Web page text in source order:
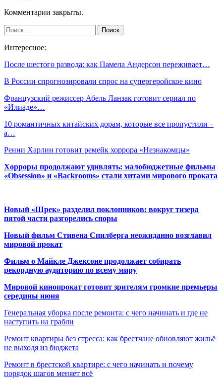
Комментарии закрыты.
Интересное:
После шестого развода: как Памела Андерсон переживает…
В России спрогнозировали спрос на супергеройское кино
Французский режиссер Абель Ланзак готовит сериал по
«Илиаде»…
10 романтичных китайских дорам, которые все пропустили –
а…
Ренни Харлин готовит ремейк хоррора «Незнакомцы»
Хорроры продолжают удивлять: малобюджетные фильмы
«Obsession» и «Backrooms» стали хитами мирового проката
Новый «Шрек» разделил поклонников: вокруг тизера
пятой части разгорелись споры
Новый фильм Стивена Спилберга неожиданно возглавил
мировой прокат
Фильм о Майкле Джексоне продолжает собирать
рекордную аудиторию по всему миру
Мировой кинопрокат готовит зрителям громкие премьеры
середины июня
Генеральная уборка после ремонта: с чего начинать и где не
наступить на грабли
Ремонт квартиры без стресса: как брестчане обновляют жильё
не выходя из бюджета
Ремонт в брестской квартире: с чего начинать и почему
порядок шагов меняет всё